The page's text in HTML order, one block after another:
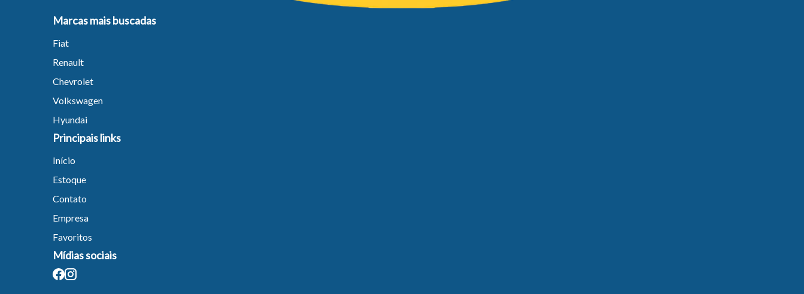
Marcas mais buscadas
Fiat
Renault
Chevrolet
Volkswagen
Hyundai
Principais links
Início
Estoque
Contato
Empresa
Favoritos
Mídias sociais